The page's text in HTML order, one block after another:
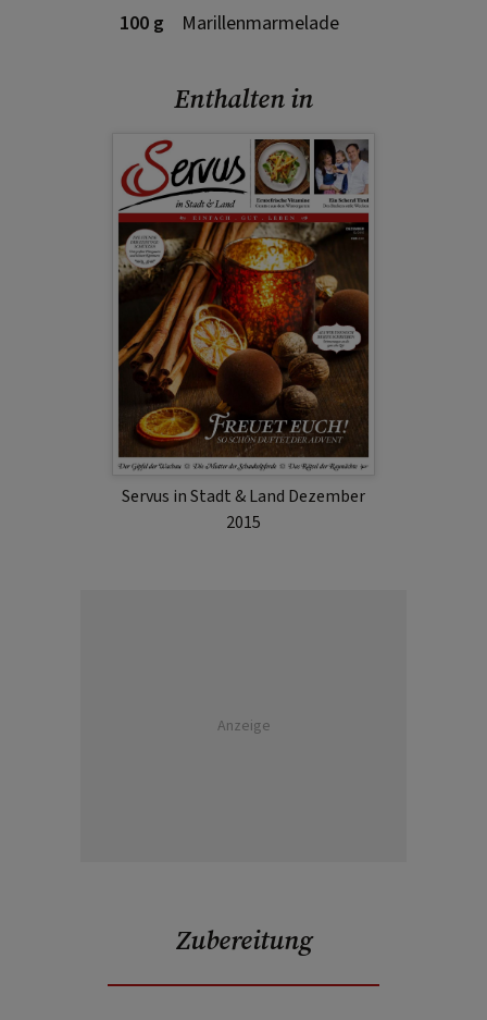
100 g Marillenmarmelade
Enthalten in
Servus in Stadt & Land Dezember
2015
Anzeige
Zubereitung